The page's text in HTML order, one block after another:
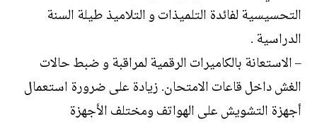
التحسيسية لفائدة التلميذات و التلاميذ طيلة السنة
الدراسية .
– الاستعانة بالكاميرات الرقمية لمراقبة و ضبط حالات
الغش داخل قاعات الامتحان. زيادة على ضرورة استعمال
أجهزة التشويش على الهواتف ومختلف الأجهزة